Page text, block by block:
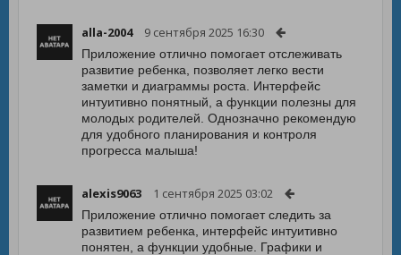
alla-2004 9 сентября 2025 16:30
Приложение отлично помогает отслеживать
развитие ребенка, позволяет легко вести
заметки и диаграммы роста. Интерфейс
интуитивно понятный, а функции полезны для
молодых родителей. Однозначно рекомендую
для удобного планирования и контроля
прогресса малыша!
alexis9063 1 сентября 2025 03:02
Приложение отлично помогает следить за
развитием ребенка, интерфейс интуитивно
понятен, а функции удобные. Графики и